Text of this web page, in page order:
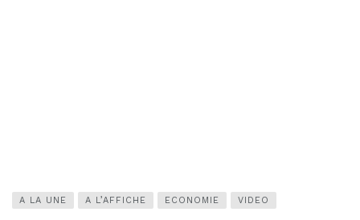
A LA UNE A L’AFFICHE ECONOMIE VIDEO